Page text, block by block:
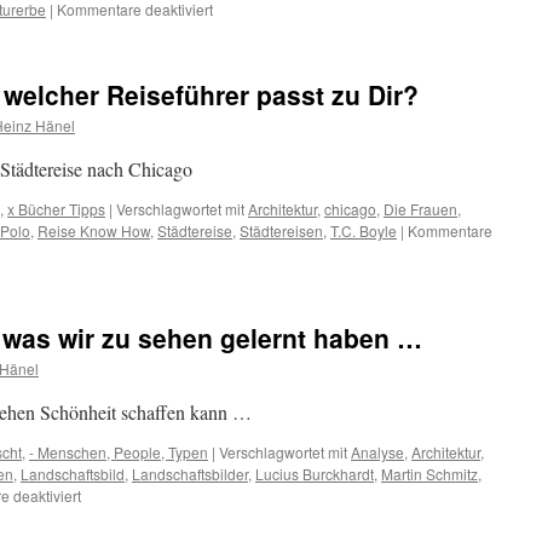
| Kommentare deaktiviertfür
der
Toskana
Reiseführer passt zu Dir?
Hänel
nach Chicago
, x Bücher Tipps | Verschlagwortet mitArchitektur, chicago, Die Frauen,
, Reise Know How, Städtereise, Städtereisen, T.C. Boyle | Kommentare
wir zu sehen gelernt haben …
Schönheit schaffen kann …
, - Menschen, People, Typen | Verschlagwortet mitAnalyse, Architektur,
, Landschaftsbild, Landschaftsbilder, Lucius Burckhardt, Martin Schmitz,
deaktiviertfür